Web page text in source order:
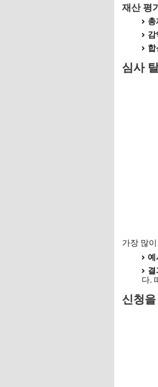
재산 평
총
감
합
심사
가장 많
예
결
다.
신청